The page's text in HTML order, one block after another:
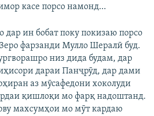
касе порсо намонд…
дар ин бобат поку покизаю порсо
фарзанди Мулло Шералӣ буд.
низ дида будам, дар
дараи Панҷрӯд, дар дами
аз мӯсафедони хоколуди
қишлоқи мо фарқ надоштанд.
махсумҳои мо мӯт кардаю